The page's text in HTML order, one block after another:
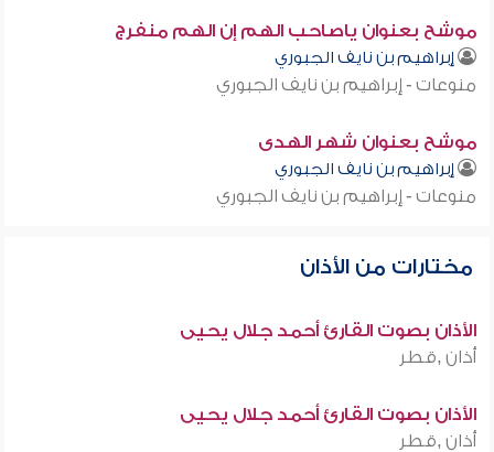
موشح بعنوان ياصاحب الهم إن الهم منفرج
إبراهيم بن نايف الجبوري
منوعات - إبراهيم بن نايف الجبوري
موشح بعنوان شهر الهدى
إبراهيم بن نايف الجبوري
منوعات - إبراهيم بن نايف الجبوري
مختارات من الأذان
الأذان بصوت القارئ أحمد جلال يحيى
أذان ,قطر
الأذان بصوت القارئ أحمد جلال يحيى
أذان ,قطر